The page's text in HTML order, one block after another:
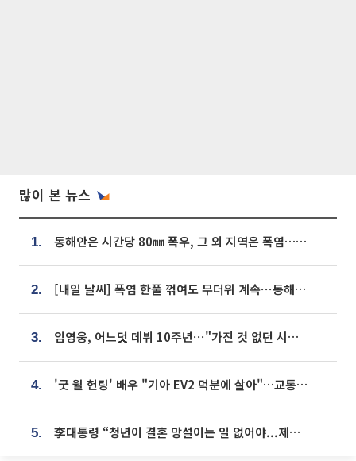
많이 본 뉴스
1. 동해안은 시간당 80㎜ 폭우, 그 외 지역은 폭염…‘극과 극 날씨’
2. [내일 날씨] 폭염 한풀 꺾여도 무더위 계속⋯동해안 이틀 연속 비
3. 임영웅, 어느덧 데뷔 10주년⋯"가진 것 없던 시절, 내 앞엔 20명의 팬뿐"
4. '굿 윌 헌팅' 배우 "기아 EV2 덕분에 살아"…교통사고 후 안전성 극찬
5. 李대통령 “청년이 결혼 망설이는 일 없어야...제도상 불이익 조사”